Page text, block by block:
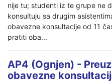
nije tu; studenti iz te grupe ne
konsultuju sa drugim
obavezne konsultacije od 11
pratiti oba...
AP4 (Ognjen) -
obavezne